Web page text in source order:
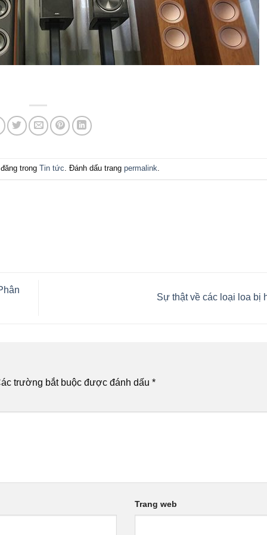
trong Tin tức . Đánh dấu trang permalink
Sự thật về các loại loa bị
trường bắt buộc được đánh dấu *
Trang web